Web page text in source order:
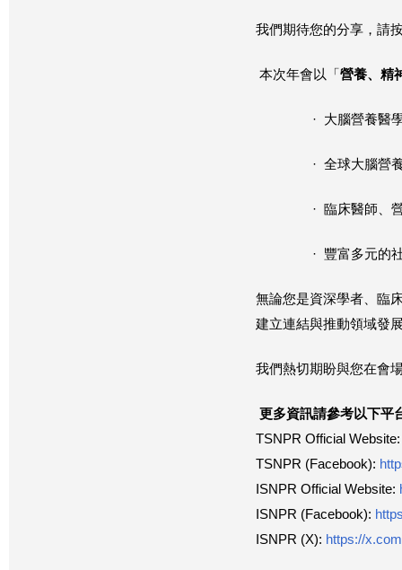
我們期待您的分享，請
本次年會以「 營養、精
· 大腦營養醫
· 全球大腦營
· 臨床醫師、
· 豐富多元的
無論您是資深學者、臨
建立連結與推動領域發
我們熱切期盼與您在會
更多資訊請參考以下平
TSNPR Official
TSNPR (Facebook):
ISNPR Official Website:
ISNPR (Facebook):
ISNPR (X): https://